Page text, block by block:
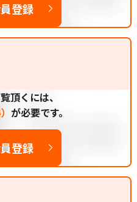
登録
頂くには、
が必要です。
登録